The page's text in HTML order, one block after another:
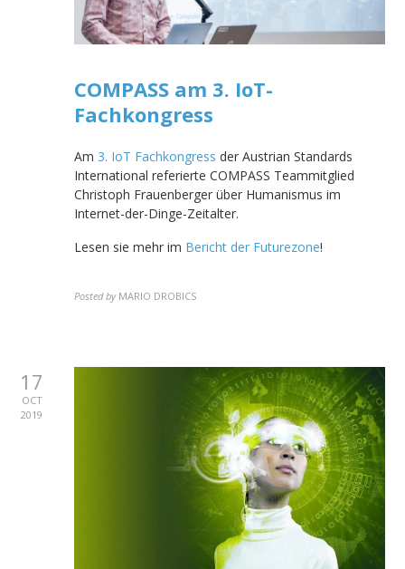
COMPASS am 3. IoT-
Fachkongress
Am 3. IoT Fachkongress der Austrian Standards
International referierte COMPASS Teammitglied
Christoph Frauenberger über Humanismus im
Internet-der-Dinge-Zeitalter.
Lesen sie mehr im Bericht der Futurezone!
Posted by MARIO DROBICS
17
OCT
2019